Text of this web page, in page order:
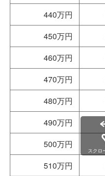
440万円
450万円
460万円
470万円
480万円
490万円
500万円
510万円